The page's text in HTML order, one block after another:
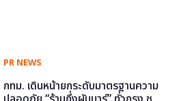
PR NEWS
กทม. เดินหน้ายกระดับมาตรฐานความ